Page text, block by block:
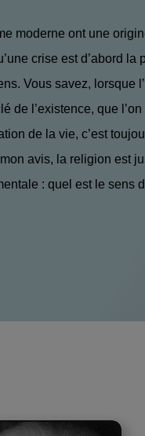
moderne ont une
crise est d’abord la
Vous savez, lorsque
de l’existence, que
de la vie, c’est
avis, la religion est
: quel est le sens